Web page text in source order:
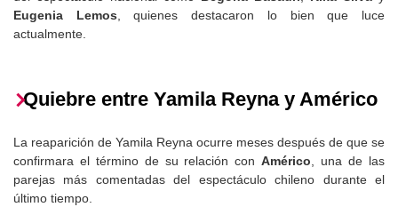
Eugenia Lemos , quienes destacaron lo bien que luce
actualmente.
Quiebre entre Yamila Reyna y Américo
La reaparición de Yamila Reyna ocurre meses después de que se
confirmara el término de su relación conAmérico , una de las
parejas más comentadas del espectáculo chileno durante el
último tiempo.